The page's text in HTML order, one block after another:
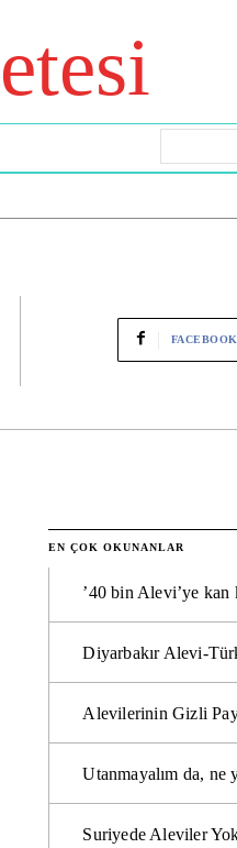
FACEBOOK
EN ÇOK OKUNANLAR
’40 bin Alevi’ye kan
Diyarbakır Alevi-
Alevilerinin Gizli
Utanmayalım da, ne
Suriyede Aleviler